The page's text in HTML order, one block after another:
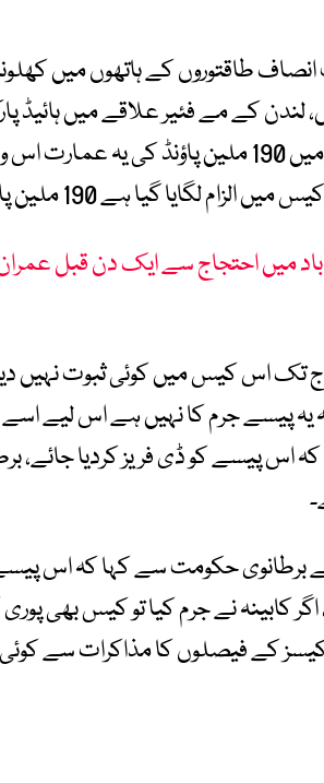
طاقتوروں کے ہاتھوں میں
لندن کے مے فئیر علاقے میں
حسن نواز نے مے فئیر میں 190 ملین
گیا ہے 190 ملین پاؤنڈ جرم کے پیسے تھے۔
میں احتجاج سے ایک دن قبل
تک اس کیس میں کوئی ثبوت نہیں
پیسے جرم کا نہیں ہے اس لیے اسے
کہ اس پیسے کو ڈی فریز کردیا
برطانوی حکومت سے کہا کہ اس پیسے
کابینہ نے جرم کیا تو کیس بھی
کے فیصلوں کا مذاکرات سے کوئی